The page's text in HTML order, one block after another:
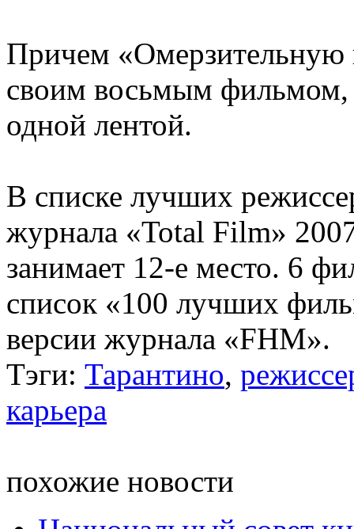
Причем «Омерзительную
своим восьмым фильмом,
одной лентой.
В списке лучших
журнала «Total Film»
занимает 12-е место. 6
список «100 лучших
версии журнала «FHM».
Тэги: Тарантино,
карьера
похожие новости